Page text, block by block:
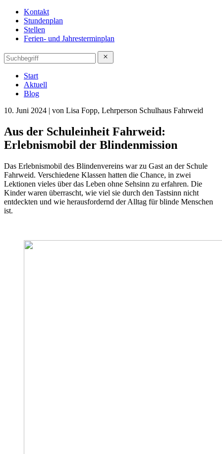
Kontakt
Stundenplan
Stellen
Ferien- und Jahresterminplan
Start
Aktuell
Blog
10. Juni 2024 | von Lisa Fopp, Lehrperson Schulhaus Fahrweid
Aus der Schuleinheit Fahrweid:
Erlebnismobil der Blindenmission
Das Erlebnismobil des Blindenvereins war zu Gast an der Schule
Fahrweid. Verschiedene Klassen hatten die Chance, in zwei
Lektionen vieles über das Leben ohne Sehsinn zu erfahren. Die
Kinder waren überrascht, wie viel sie durch den Tastsinn nicht
entdeckten und wie herausfordernd der Alltag für blinde Menschen
ist.